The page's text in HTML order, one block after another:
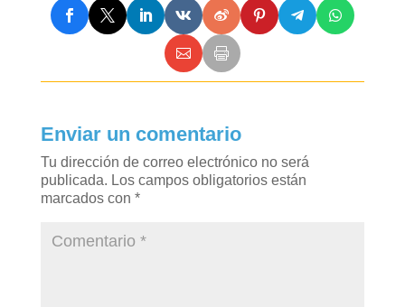
Enviar un comentario
Tu dirección de correo electrónico no será
publicada. Los campos obligatorios están
marcados con *